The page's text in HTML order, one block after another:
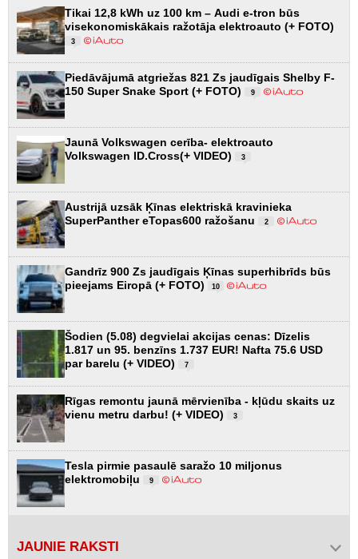
Tikai 12,8 kWh uz 100 km – Audi e-tron būs
visekonomiskākais ražotāja elektroauto (+ FOTO)
3
Piedāvājumā atgriežas 821 Zs jaudīgais Shelby F-
150 Super Snake Sport (+ FOTO)
9
Jaunā Volkswagen cerība- elektroauto
Volkswagen ID.Cross(+ VIDEO)
3
Austrijā uzsāk Ķīnas elektriskā kravinieka
SuperPanther eTopas600 ražošanu
2
Gandrīz 900 Zs jaudīgais Ķīnas superhibrīds būs
pieejams Eiropā (+ FOTO)
10
Šodien (5.08) degvielai akcijas cenas: Dīzelis
1.817 un 95. benzīns 1.737 EUR! Nafta 75.6 USD
par barelu (+ VIDEO)
7
Rīgas remontu jaunā mērvienība - kļūdu skaits uz
vienu metru darbu! (+ VIDEO)
3
Tesla pirmie pasaulē saražo 10 miljonus
elektromobiļu
9
JAUNIE RAKSTI